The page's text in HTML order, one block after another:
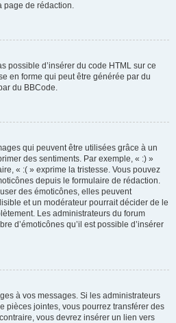
page de rédaction.
possible d’insérer du code HTML sur ce
en forme qui peut être générée par du
du BBCode.
qui peuvent être utilisées grâce à un
des sentiments. Par exemple, « :) »
« :( » exprime la tristesse. Vous pouvez
depuis le formulaire de rédaction.
des émoticônes, elles peuvent
et un modérateur pourrait décider de le
Les administrateurs du forum
d’émoticônes qu’il est possible d’insérer
à vos messages. Si les administrateurs
pièces jointes, vous pourrez transférer des
vous devrez insérer un lien vers